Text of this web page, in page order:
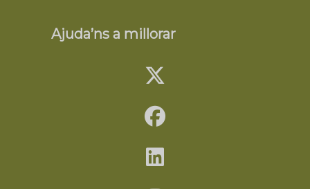
Ajuda’ns a millorar